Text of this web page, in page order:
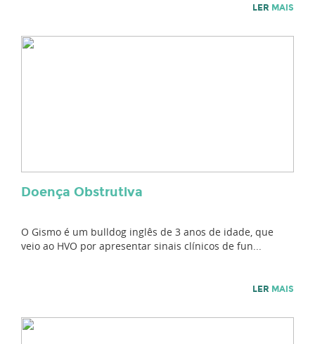
LER MAIS
Doença Obstrutiva
O Gismo é um bulldog inglês de 3 anos de idade, que
veio ao HVO por apresentar sinais clínicos de fun...
LER MAIS